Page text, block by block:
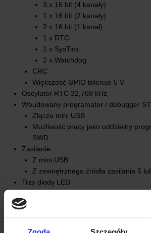
3 x 16 bit (4 kanały)
1 x 16 bit (2 kanały)
2 x 16 bit (1 kanał)
1 x RTC
1 x SysTick
2 x Watchdog
CRC
Większość GPIO toleruje 5 V
Oscylator RTC 32,768 kHz
Wbudowany programator / debugger
Złącze mini USB
Możliwość pracy jako oddzielny
SWD
Zasilanie
Z mini USB
Z zewnętrznego źródła zasilania 5
Trzy diody LED